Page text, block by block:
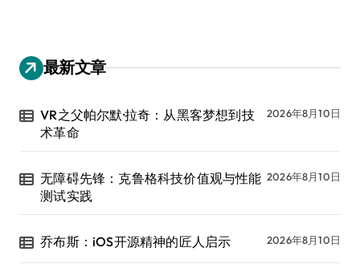
最新文章
VR之父帕尔默·拉奇：从黑客梦想到技
术革命
2026年8月10日
无障碍先锋：克鲁格科技价值观与性能
测试实践
2026年8月10日
乔布斯：iOS开源精神的匠人启示 2026年8月10日